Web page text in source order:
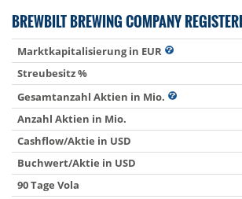
BREWBILT BREWING COMPANY
Marktkapitalisierung in EUR
Streubesitz %
Gesamtanzahl Aktien in Mio.
Anzahl Aktien in Mio.
Cashflow/Aktie in USD
Buchwert/Aktie in USD
90 Tage Vola